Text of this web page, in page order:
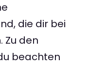
die dir bei
Zu den
beachten